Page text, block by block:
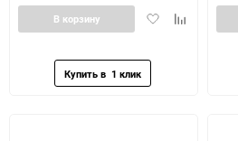
ДобавитьДобавить
В корзину